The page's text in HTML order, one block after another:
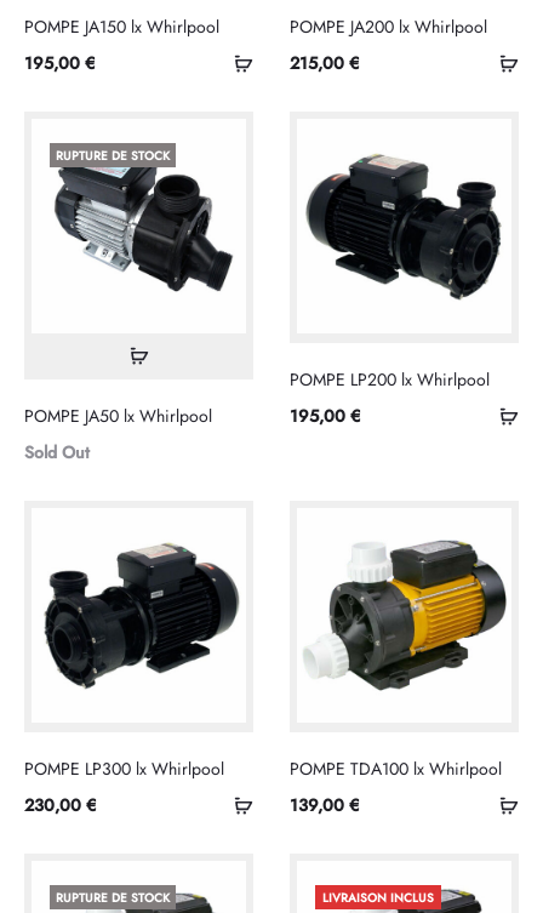
Ajouter
POMPE JA150 lx Whirlpool
195,00 €
POMPE JA200 lx Whirlpool
215,00 €
RUPTURE DE STOCK
Lire
suite
POMPE JA50 lx Whirlpool
Sold Out
POMPE LP200 lx Whirlpool
195,00 €
Ajouter
POMPE LP300 lx Whirlpool
230,00 €
POMPE TDA100 lx Whirlpool
139,00 €
RUPTURE DE STOCK
LIVRAISON INCLUS